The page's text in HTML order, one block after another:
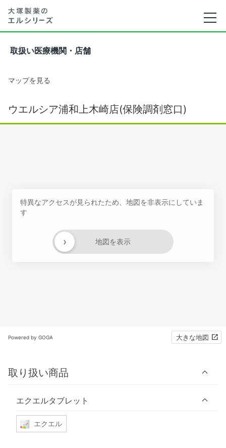
取扱い医療機関・店舗
マップを見る
ウエルシア浦和上木崎店(保険調剤窓口)
特異なアクセスが見られたため、地図を非表示にしていま
す
地図を表示
›
Powered by GOGA 大きな地図
取り扱い商品
エクエルタブレット
エクエル